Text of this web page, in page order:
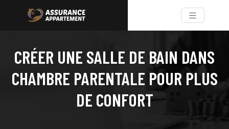
CRÉER UNE SALLE DE BAIN DANS
CHAMBRE PARENTALE POUR PLUS
DE CONFORT